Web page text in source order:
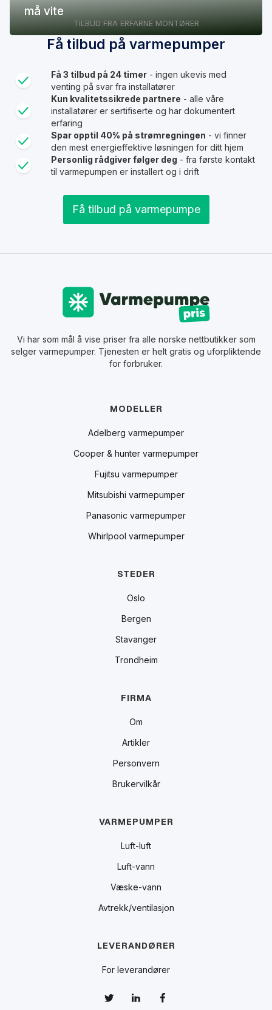
må vite
TILBUD FRA ERFARNE MONTØRER
Få tilbud på varmepumper
Få 3 tilbud på 24 timer - ingen ukevis med
venting på svar fra installatører
Kun kvalitetssikrede partnere - alle våre
installatører er sertifiserte og har dokumentert
erfaring
Spar opptil 40% på strømregningen - vi finner
den mest energieffektive løsningen for ditt hjem
Personlig rådgiver følger deg - fra første kontakt
til varmepumpen er installert og i drift
Få tilbud på varmepumpe
Vi har som mål å vise priser fra alle norske nettbutikker som
selger varmepumper. Tjenesten er helt gratis og uforpliktende
for forbruker.
MODELLER
Adelberg varmepumper
Cooper & hunter varmepumper
Fujitsu varmepumper
Mitsubishi varmepumper
Panasonic varmepumper
Whirlpool varmepumper
STEDER
Oslo
Bergen
Stavanger
Trondheim
FIRMA
Om
Artikler
Personvern
Brukervilkår
VARMEPUMPER
Luft-luft
Luft-vann
Væske-vann
Avtrekk/ventilasjon
LEVERANDØRER
For leverandører